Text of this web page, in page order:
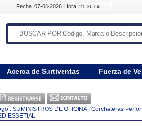
Fecha: 07-08-2026 Hora:
Acerca de Surtiventas Fuerza de
: SUMINISTROS DE OFICINA: Corcheteras
ESSETIAL